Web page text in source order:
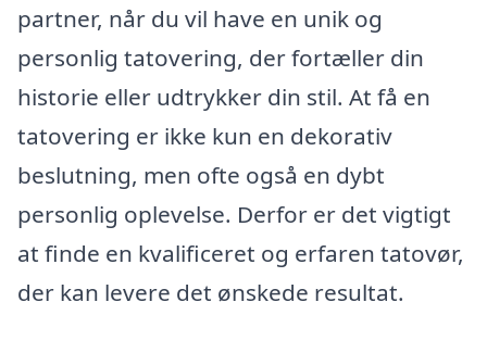
partner, når du vil have en unik og
personlig tatovering, der fortæller din
historie eller udtrykker din stil. At få en
tatovering er ikke kun en dekorativ
beslutning, men ofte også en dybt
personlig oplevelse. Derfor er det vigtigt
at finde en kvalificeret og erfaren tatovør,
der kan levere det ønskede resultat.